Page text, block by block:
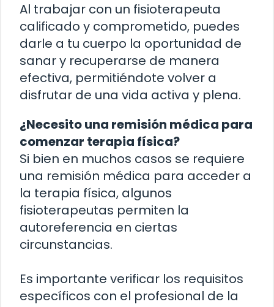
Al trabajar con un fisioterapeuta
calificado y comprometido, puedes
darle a tu cuerpo la oportunidad de
sanar y recuperarse de manera
efectiva, permitiéndote volver a
disfrutar de una vida activa y plena.
¿Necesito una remisión médica para
comenzar terapia física?
Si bien en muchos casos se requiere
una remisión médica para acceder a
la terapia física, algunos
fisioterapeutas permiten la
autoreferencia en ciertas
circunstancias.
Es importante verificar los requisitos
específicos con el profesional de la